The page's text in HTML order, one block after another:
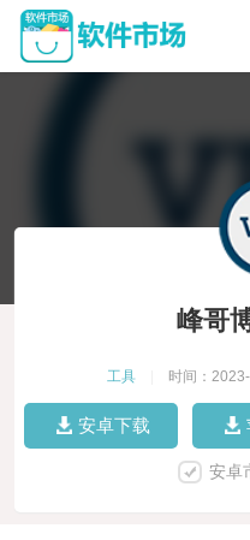
峰哥
工具 时间：
安卓下载
安卓